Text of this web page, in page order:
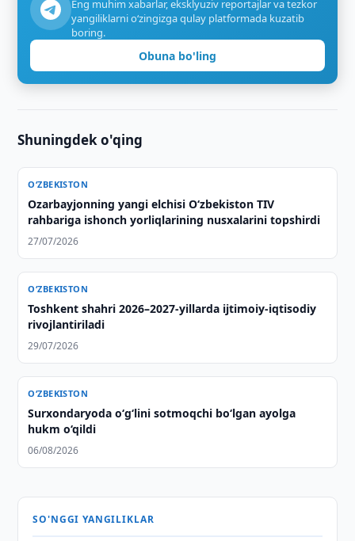
Eng muhim xabarlar, eksklyuziv reportajlar va tezkor
yangiliklarni o‘zingizga qulay platformada kuzatib
boring.
Obuna bo'ling
Shuningdek o'qing
O‘ZBEKISTON
Ozarbayjonning yangi elchisi O‘zbekiston TIV
rahbariga ishonch yorliqlarining nusxalarini topshirdi
27/07/2026
O‘ZBEKISTON
Toshkent shahri 2026–2027-yillarda ijtimoiy-iqtisodiy
rivojlantiriladi
29/07/2026
O‘ZBEKISTON
Surxondaryoda o‘g‘lini sotmoqchi bo‘lgan ayolga
hukm o‘qildi
06/08/2026
SO'NGGI YANGILIKLAR